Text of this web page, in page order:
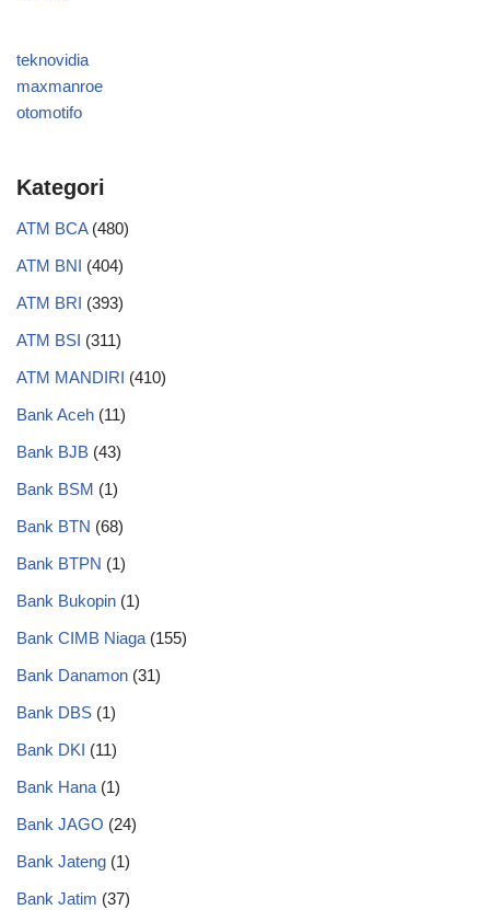
teknovidia
maxmanroe
otomotifo
Kategori
ATM BCA(480)
ATM BNI (404)
ATM BRI (393)
ATM BSI (311)
ATM MANDIRI (410)
Bank Aceh (11)
Bank BJB (43)
Bank BSM (1)
Bank BTN (68)
Bank BTPN (1)
Bank Bukopin (1)
Bank CIMB Niaga (155)
Bank Danamon (31)
Bank DBS (1)
Bank DKI (11)
Bank Hana (1)
Bank JAGO (24)
Bank Jateng (1)
Bank Jatim (37)